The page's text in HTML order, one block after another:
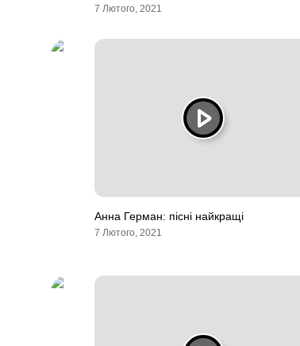
7 Лютого, 2021
Анна Герман: пісні найкращі
7 Лютого, 2021